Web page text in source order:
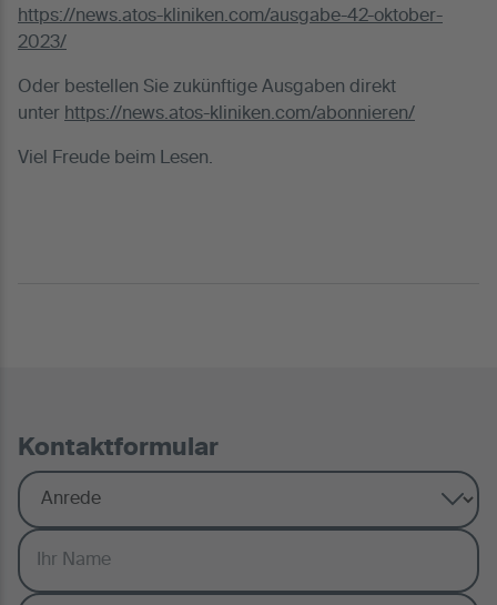
https://news.atos-kliniken.com/ausgabe-42-oktober-
2023/
Oder bestellen Sie zukünftige Ausgaben direkt
unter https://news.atos-kliniken.com/abonnieren/
Viel Freude beim Lesen.
Kontaktformular